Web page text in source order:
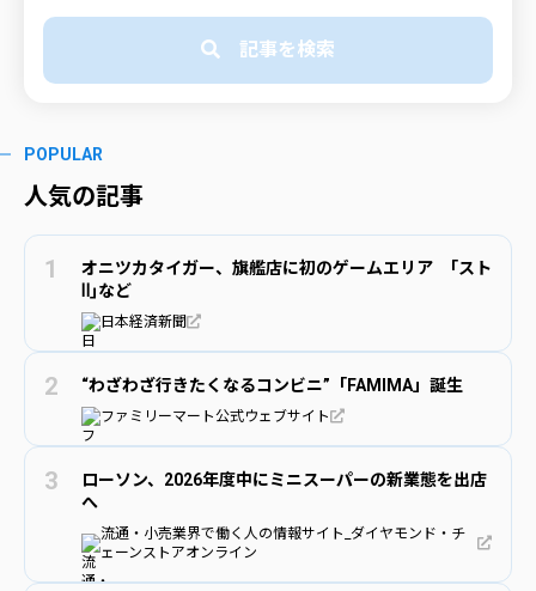
記事を検索
POPULAR
人気の記事
オニツカタイガー、旗艦店に初のゲームエリア ｢スト
Ⅱ｣など
日本経済新聞
“わざわざ行きたくなるコンビニ”「FAMIMA」誕生
ファミリーマート公式ウェブサイト
ローソン、2026年度中にミニスーパーの新業態を出店
へ
流通・小売業界で働く人の情報サイト_ダイヤモンド・チ
ェーンストアオンライン